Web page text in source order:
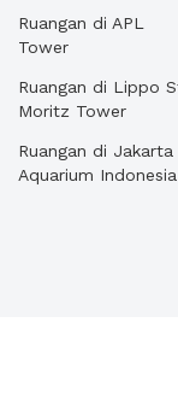
Ruangan di APL
Tower
Ruangan di Lippo
Moritz Tower
Ruangan di Jakarta
Aquarium Indonesia